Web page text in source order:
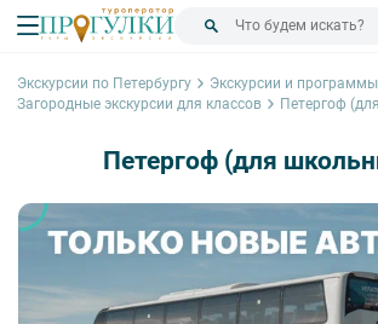
Экскурсии по Петербургу
Экскурсии и
Загородные экскурсии для классов
Петергоф
Петергоф (для